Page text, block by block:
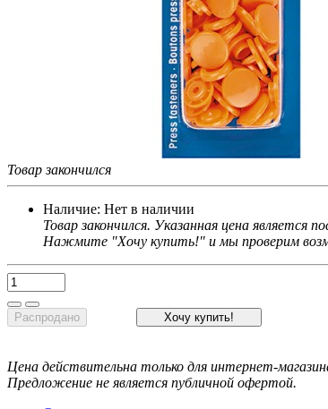
Товар закончился
Наличие: Нет в наличии
Товар закончился. Указанная цена является
Нажмите "Хочу купить!" и мы проверим
Распродано Хочу купить!
Цена действительна только для интернет-
Предложение не является публичной офертой.